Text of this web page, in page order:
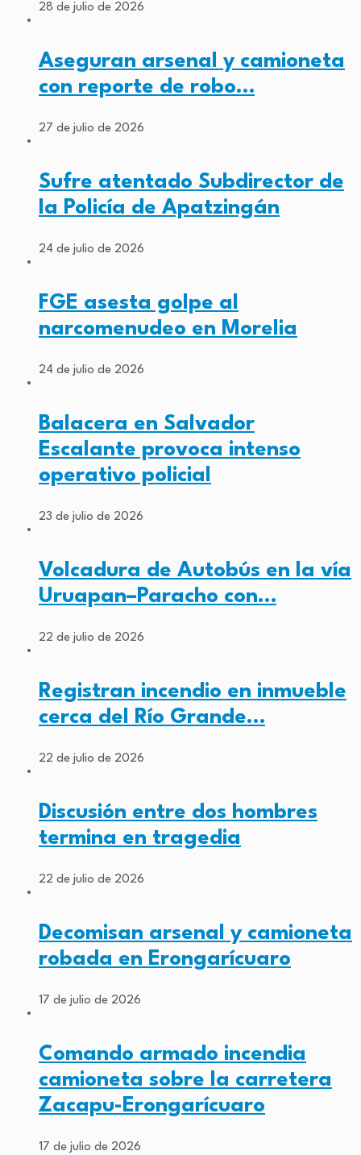
28 de julio de 2026
Aseguran arsenal y camioneta
con reporte de robo…
27 de julio de 2026
Sufre atentado Subdirector de
la Policía de Apatzingán
24 de julio de 2026
FGE asesta golpe al
narcomenudeo en Morelia
24 de julio de 2026
Balacera en Salvador
Escalante provoca intenso
operativo policial
23 de julio de 2026
Volcadura de Autobús en la vía
Uruapan–Paracho con…
22 de julio de 2026
Registran incendio en inmueble
cerca del Río Grande…
22 de julio de 2026
Discusión entre dos hombres
termina en tragedia
22 de julio de 2026
Decomisan arsenal y camioneta
robada en Erongarícuaro
17 de julio de 2026
Comando armado incendia
camioneta sobre la carretera
Zacapu-Erongarícuaro
17 de julio de 2026